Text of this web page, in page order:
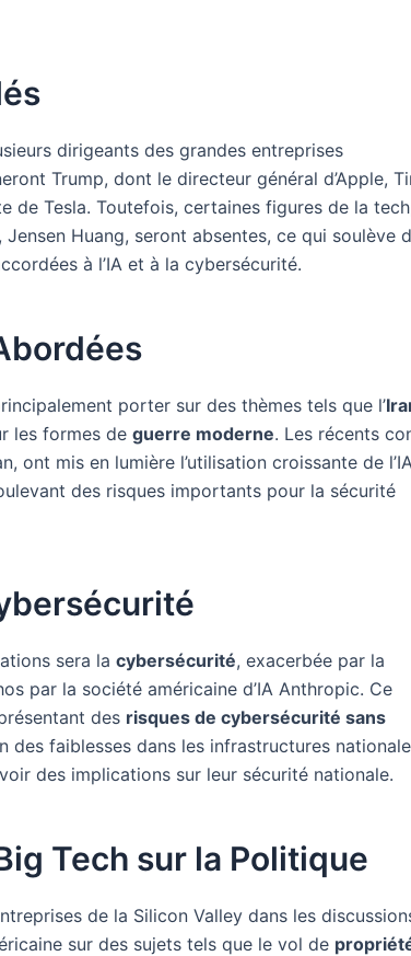
dirigeants des grandes entreprises
Trump, dont le directeur général d’Apple,
de Tesla. Toutefois, certaines figures de la
Huang, seront absentes, ce qui soulève
à l’IA et à la cybersécurité.
porter sur des thèmes tels que l’
les formes de guerre moderne. Les récents
ont mis en lumière l’utilisation croissante de
des risques importants pour la sécurité
sera la cybersécurité, exacerbée par la
par la société américaine d’IA Anthropic. Ce
des risques de cybersécurité sans
des faiblesses dans les infrastructures
des implications sur leur sécurité nationale.
Tech sur la Politique
de la Silicon Valley dans les
sur des sujets tels que le vol de